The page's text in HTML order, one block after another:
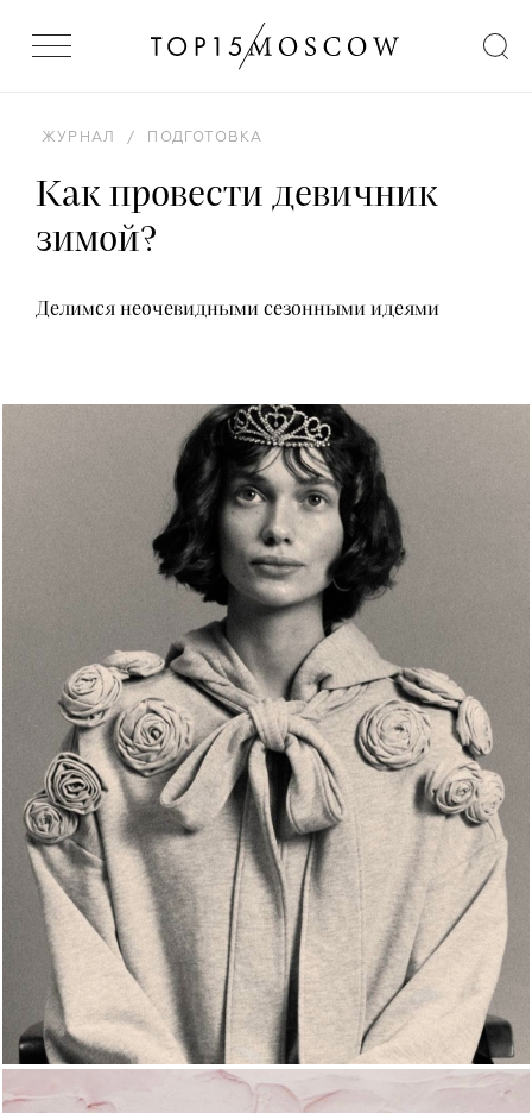
ЖУРНАЛ / ПОДГОТОВКА
Как провести девичник
зимой?
Делимся неочевидными сезонными идеями